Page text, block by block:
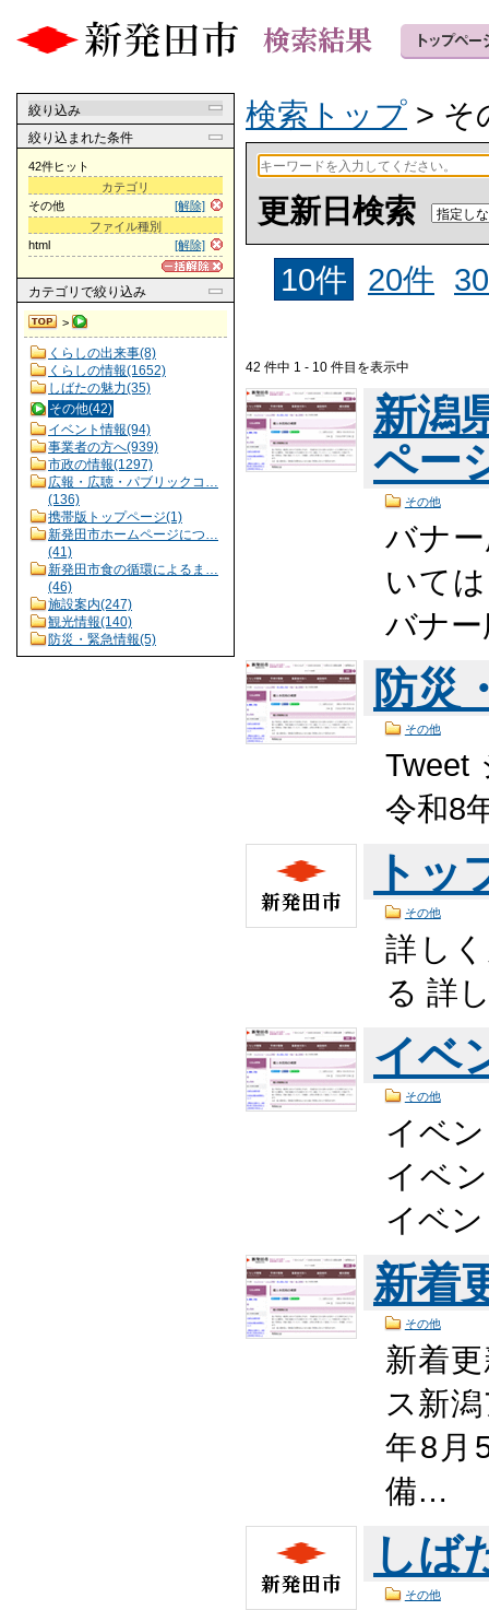
絞り込み
絞り込まれた条件
42件ヒット
カテゴリ
[解除]
その他
ファイル種別
[解除]
html
カテゴリ で絞り込み
>
くらしの出来事(8)
くらしの情報(1652)
しばたの魅力(35)
その他(42)
イベント情報(94)
事業者の方へ(939)
市政の情報(1297)
広報・広聴・パブリックコ…
(136)
携帯版トップページ(1)
新発田市ホームページにつ…
(41)
新発田市食の循環によるま…
(46)
施設案内(247)
観光情報(140)
防災・緊急情報(5)
検索トップ > そ
更新日検索
10件
20件
42 件中 1 - 10 件目を表示中
新潟
ペー
その他
バナ
いて
バナ
防災
その他
令和8
ト
その他
詳し
る 詳
イベ
その他
イベ
イベ
イベ
新着
その他
新着
ス新
年8月
備…
しば
その他